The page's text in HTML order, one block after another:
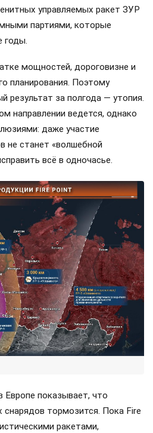
управляемых ракет ЗУР
партиями, которые
годы.
мощностей, дороговизне и
планирования. Поэтому
результат за полгода — утопия.
направлении ведется, однако
даже участие
не станет «волшебной
всё в одночасье.
Европе показывает, что
снарядов тормозится. Пока Fire
ракетами,